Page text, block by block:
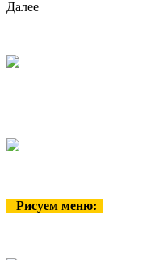
Далее
Рисуем меню: